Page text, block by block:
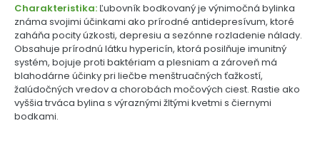
Charakteristika: Ľubovník bodkovaný je výnimočná bylinka
známa svojimi účinkami ako prírodné antidepresívum, ktoré
zaháňa pocity úzkosti, depresiu a sezónne rozladenie nálady.
Obsahuje prírodnú látku hypericín, ktorá posilňuje imunitný
systém, bojuje proti baktériam a plesniam a zároveň má
blahodárne účinky pri liečbe menštruačných ťažkostí,
žalúdočných vredov a chorobách močových ciest. Rastie ako
vyššia trváca bylina s výraznými žltými kvetmi s čiernymi
bodkami.